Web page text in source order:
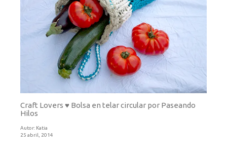
Craft Lovers ♥ Bolsa en telar circular por Paseando
Hilos
Autor: Katia
25 abril, 2014